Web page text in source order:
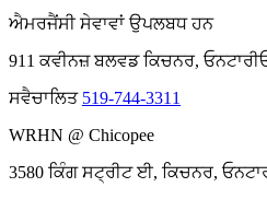
ਐਮਰਜੈਂਸੀ ਸੇਵਾਵਾਂ ਉਪਲਬਧ ਹਨ
911 ਕਵੀਨਜ਼ ਬਲਵਡ ਕਿਚਨਰ,
ਸਵੈਚਾਲਿਤ 519-744-3311
WRHN @ Chicopee
3580 ਕਿੰਗ ਸਟ੍ਰੀਟ ਈ, ਕਿਚਨਰ,